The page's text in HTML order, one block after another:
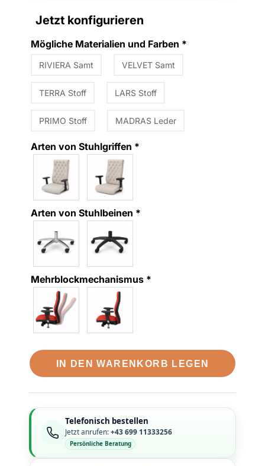
Jetzt konfigurieren
Mögliche Materialien und Farben *
RIVIERA Samt VELVET Samt
TERRA Stoff LARS Stoff
PRIMO Stoff MADRAS Leder
Arten von Stuhlgriffen *
Arten von Stuhlbeinen *
Mehrblockmechanismus *
IN DEN WARENKORB LEGEN
Telefonisch bestellen
Jetzt anrufen:+43 699 11333256
Persönliche Beratung